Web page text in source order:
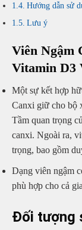
Hướng dẫn sử
Lưu ý
Viên Ngậm
Vitamin D3
Một sự kết hợp
Canxi giữ cho bộ
Tầm quan trọng
canxi. Ngoài ra,
trọng, bao gồm
Dạng viên ngậm
phù hợp cho cả
Đối tượng